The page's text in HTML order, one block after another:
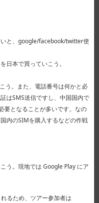
と、google/facebook/twitter使
日本で買っていこう。
う。また、電話番号は何かと必
はSMS送信ですし、中国国内で
要となることが多いです。なの
内のSIMを購入するなどの作戦
う。現地では Google Play にア
るため、ツアー参加者は